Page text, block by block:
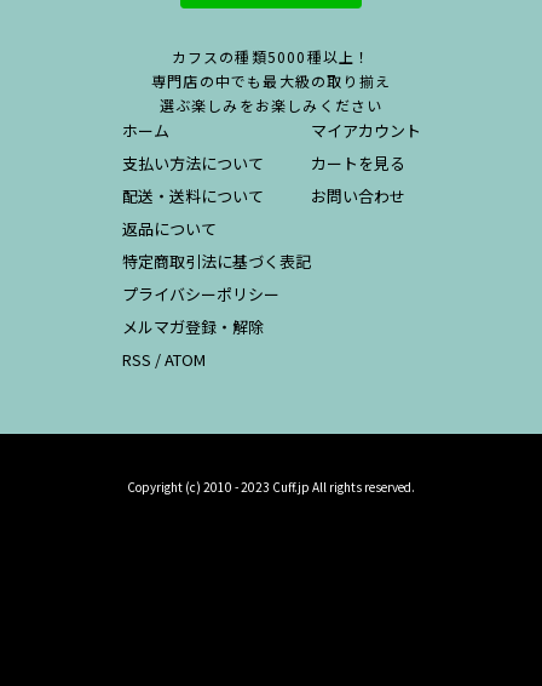
カフスの種類5000種以上！
専門店の中でも最大級の取り揃え
選ぶ楽しみをお楽しみください
ホーム
支払い方法について
配送・送料について
返品について
特定商取引法に基づく表記
プライバシーポリシー
メルマガ登録・解除
RSS /ATOM
マイアカウント
カートを見る
お問い合わせ
Copyright (c) 2010 - 2023 Cuff.jp All rights reserved.